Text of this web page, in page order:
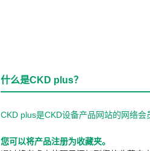
什么是CKD plus？
CKD plus是CKD设备产品网站的网络
您可以将产品注册为收藏夹。